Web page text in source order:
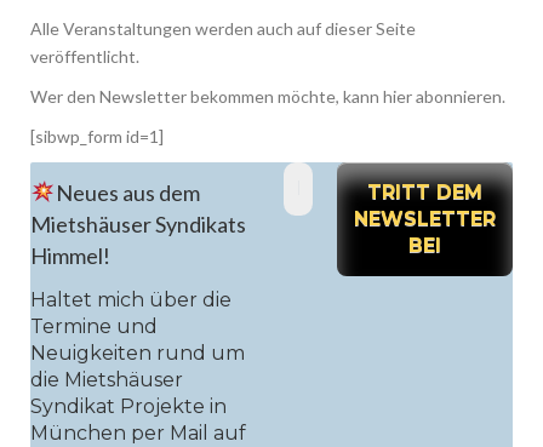
Alle Veranstaltungen werden auch auf dieser Seite
veröffentlicht.
Wer den Newsletter bekommen möchte, kann hier abonnieren.
[sibwp_form id=1]
Neues aus dem
Mietshäuser Syndikats
Himmel!
Haltet mich über die
Termine und
Neuigkeiten rund um
die Mietshäuser
Syndikat Projekte in
München per Mail auf
E-
Mail-
Adresse